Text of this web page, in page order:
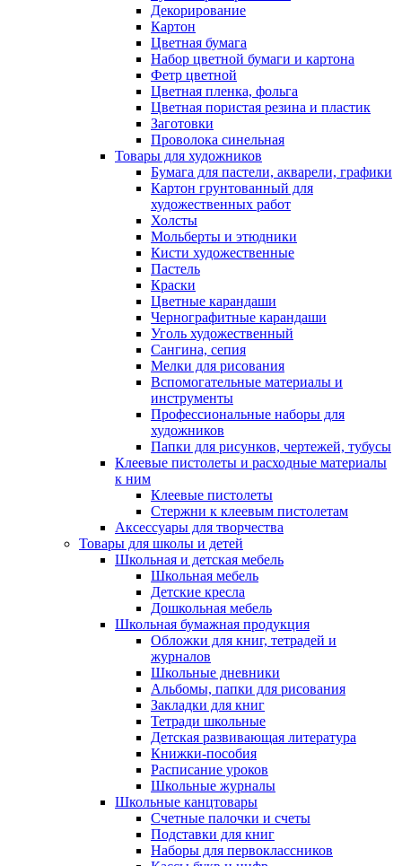
Декорирование
Картон
Цветная бумага
Набор цветной бумаги и картона
Фетр цветной
Цветная пленка, фольга
Цветная пористая резина и пластик
Заготовки
Проволока синельная
Товары для художников
Бумага для пастели, акварели, графики
Картон грунтованный для
художественных работ
Холсты
Мольберты и этюдники
Кисти художественные
Пастель
Краски
Цветные карандаши
Чернографитные карандаши
Уголь художественный
Сангина, сепия
Мелки для рисования
Вспомогательные материалы и
инструменты
Профессиональные наборы для
художников
Папки для рисунков, чертежей, тубусы
Клеевые пистолеты и расходные материалы
к ним
Клеевые пистолеты
Стержни к клеевым пистолетам
Аксессуары для творчества
Товары для школы и детей
Школьная и детская мебель
Школьная мебель
Детские кресла
Дошкольная мебель
Школьная бумажная продукция
Обложки для книг, тетрадей и
журналов
Школьные дневники
Альбомы, папки для рисования
Закладки для книг
Тетради школьные
Детская развивающая литература
Книжки-пособия
Расписание уроков
Школьные журналы
Школьные канцтовары
Счетные палочки и счеты
Подставки для книг
Наборы для первоклассников